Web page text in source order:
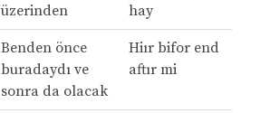
üzerinden
hay
Benden önce
buradaydı ve
sonra da olacak
Hiır bifor end
aftır mi